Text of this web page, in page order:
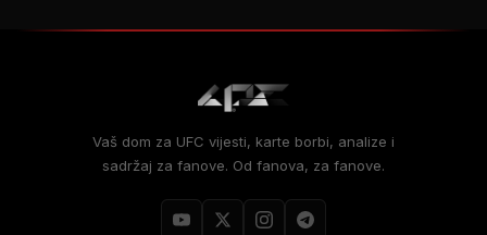
Vaš dom za UFC vijesti, karte borbi, analize i
sadržaj za fanove. Od fanova, za fanove.